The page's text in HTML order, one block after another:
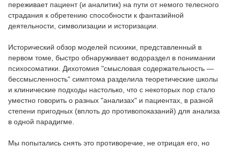
переживает пациент (и аналитик) на пути от немого телесного
страдания к обретению способности к фантазийной
деятельности, символизации и историзации.
Исторический обзор моделей психики, представленный в
первом томе, быстро обнаруживает водораздел в понимании
психосоматики. Дихотомия "смысловая содержательность —
бессмысленность" симптома разделила теоретические школы
и клинические подходы настолько, что с некоторых пор стало
уместно говорить о разных "анализах" и пациентах, в разной
степени пригодных (вплоть до противопоказаний) для анализа
в одной парадигме.
Мы попытались снять это противоречие, не отрицая его, но